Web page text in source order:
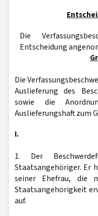
Die
Entscheidung
Die
Auslieferung des
sowie die
Auslieferungshaft zum
I.
1. Der
Staatsangehöriger. Er
seiner Ehefrau, die
Staatsangehörigkeit
auf.